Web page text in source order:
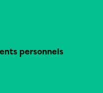
personnels